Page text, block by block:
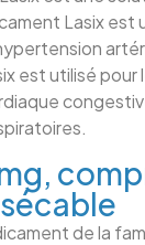
Lasix est
est utilisé
de la